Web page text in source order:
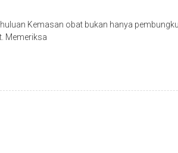
Kemasan obat bukan hanya
Memeriksa